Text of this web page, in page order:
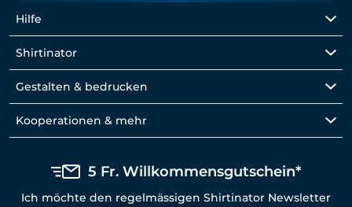
Hilfe
Shirtinator
Gestalten & bedrucken
Kooperationen & mehr
5 Fr. Willkommensgutschein*
Ich möchte den regelmässigen Shirtinator Newsletter